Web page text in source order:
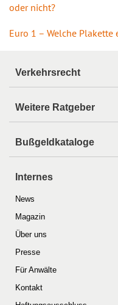
oder nicht?
Euro 1 – Welche Plakette
Verkehrsrecht
Weitere Ratgeber
Bußgeldkataloge
Internes
News
Magazin
Über uns
Presse
Für Anwälte
Kontakt